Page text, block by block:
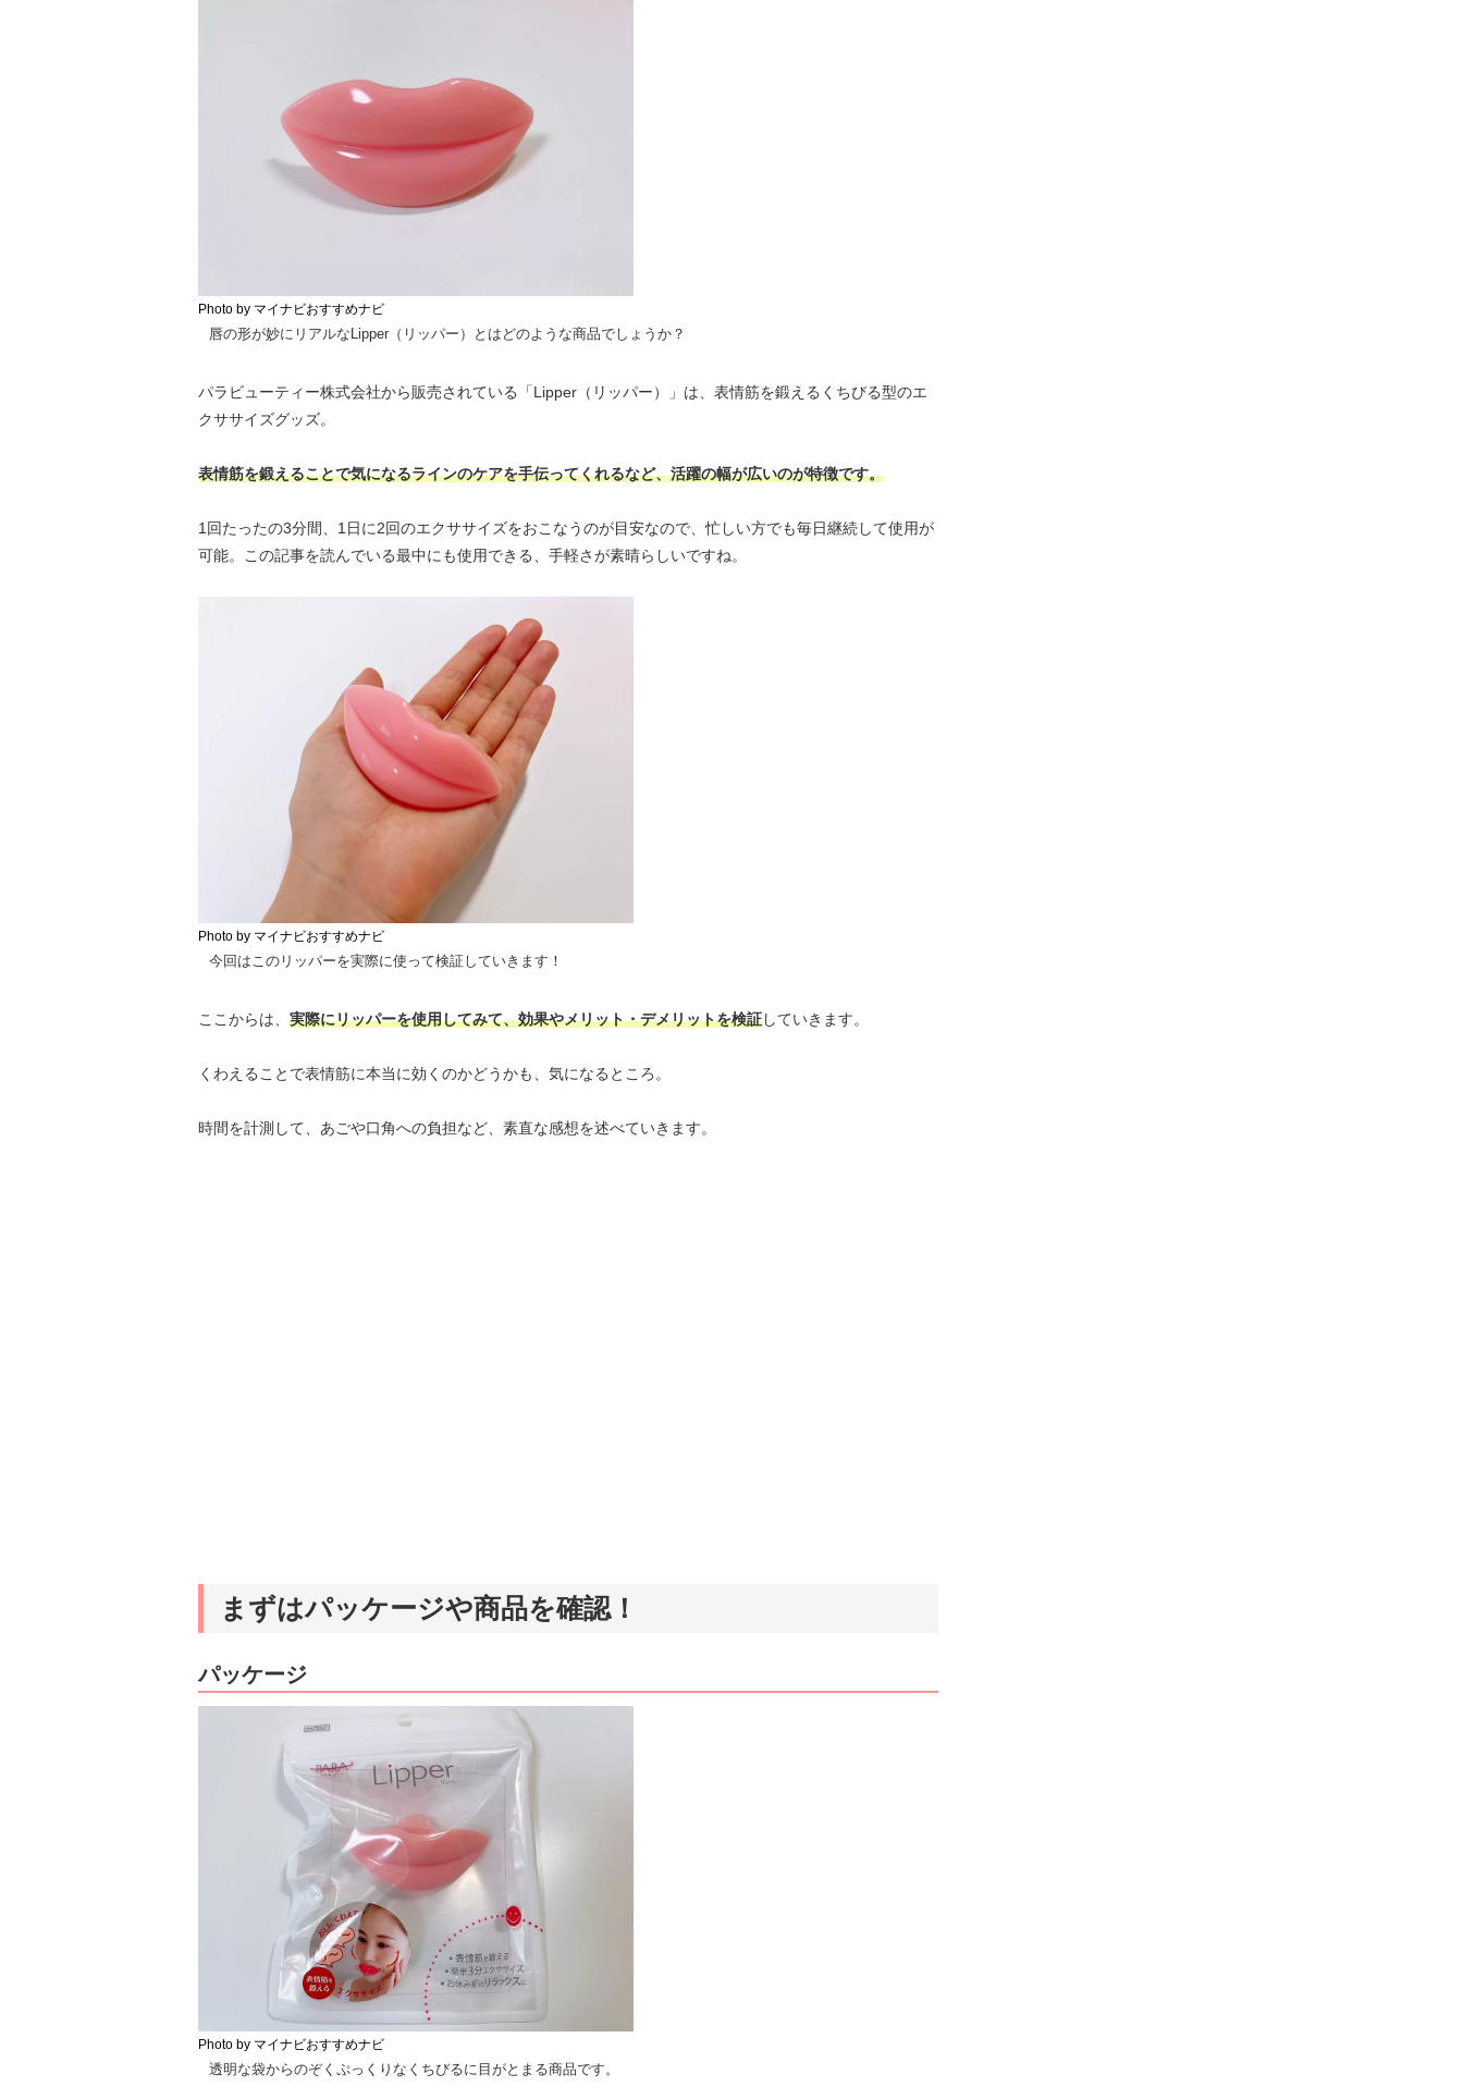
Photo by マイナビおすすめナビ
唇の形が妙にリアルなLipper（リッパー）とはどのような商品でしょうか？
パラビューティー株式会社から販売されている「Lipper（リッパー）」は、表情筋を鍛えるくちびる型のエ
クササイズグッズ。
表情筋を鍛えることで気になるラインのケアを手伝ってくれるなど、活躍の幅が広いのが特徴です。
1回たったの3分間、1日に2回のエクササイズをおこなうのが目安なので、忙しい方でも毎日継続して使用が
可能。この記事を読んでいる最中にも使用できる、手軽さが素晴らしいですね。
Photo by マイナビおすすめナビ
今回はこのリッパーを実際に使って検証していきます！
ここからは、 実際にリッパーを使用してみて、効果やメリット・デメリットを検証していきます。
くわえることで表情筋に本当に効くのかどうかも、気になるところ。
時間を計測して、あごや口角への負担など、素直な感想を述べていきます。
まずはパッケージや商品を確認！
パッケージ
Photo by マイナビおすすめナビ
透明な袋からのぞくぷっくりなくちびるに目がとまる商品です。